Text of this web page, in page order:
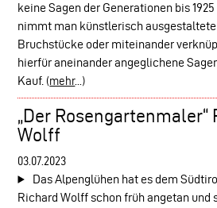
keine Sagen der Generationen bis
nimmt man künstlerisch
Bruchstücke oder miteinander
hierfür aneinander angeglichene
Kauf. (mehr...)
„Der Rosengartenmaler“
Wolff
03.07.2023
Das Alpenglühen hat es dem
Richard Wolff schon früh angetan und